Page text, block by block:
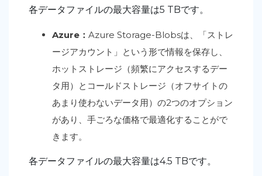
各データファイルの最大容量は5 TBです。
Azure： Azure Storage-Blobsは、「ストレ
ージアカウント」という形で情報を保存し、
ホットストレージ（頻繁にアクセスするデー
タ用）とコールドストレージ（オフサイトの
あまり使わないデータ用）の2つのオプション
があり、手ごろな価格で最適化することがで
きます。
各データファイルの最大容量は4.5 TBです。